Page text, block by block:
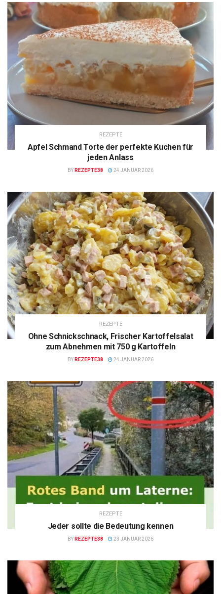
REZEPTE
Apfel Schmand Torte der perfekte Kuchen für
jeden Anlass
BY REZEPTE38 24 JANUAR 2026
REZEPTE
Ohne Schnickschnack, Frischer Kartoffelsalat
zum Abnehmen mit 750 g Kartoffeln
BY REZEPTE38 24 JANUAR 2026
REZEPTE
Jeder sollte die Bedeutung kennen
BY REZEPTE38 23 JANUAR 2026